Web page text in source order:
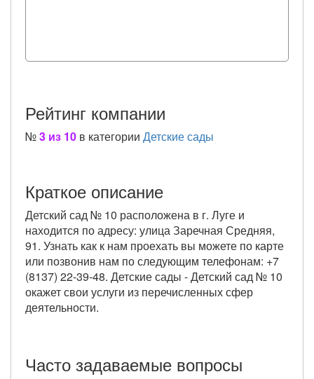
Рейтинг компании
№3 из 10 в категории Детские сады
Краткое описание
Детский сад № 10 расположена в г. Луге и
находится по адресу: улица Заречная Средняя,
91. Узнать как к нам проехать вы можете по карте
или позвонив нам по следующим телефонам: +7
(8137) 22-39-48. Детские сады - Детский сад № 10
окажет свои услуги из перечисленных сфер
деятельности.
Часто задаваемые вопросы